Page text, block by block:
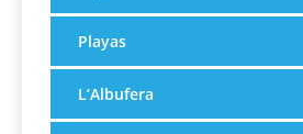
Playas
L’Albufera